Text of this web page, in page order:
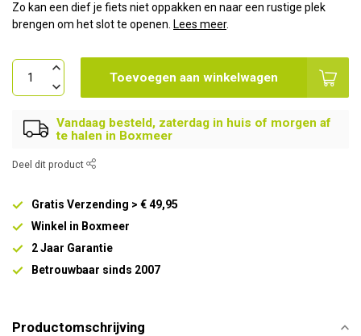
Zo kan een dief je fiets niet oppakken en naar een rustige plek
brengen om het slot te openen. Lees meer.
Toevoegen aan winkelwagen
Vandaag besteld, zaterdag in huis of morgen af
te halen in Boxmeer
Deel dit product
Gratis Verzending > € 49,95
Winkel in Boxmeer
2 Jaar Garantie
Betrouwbaar sinds 2007
Productomschrijving